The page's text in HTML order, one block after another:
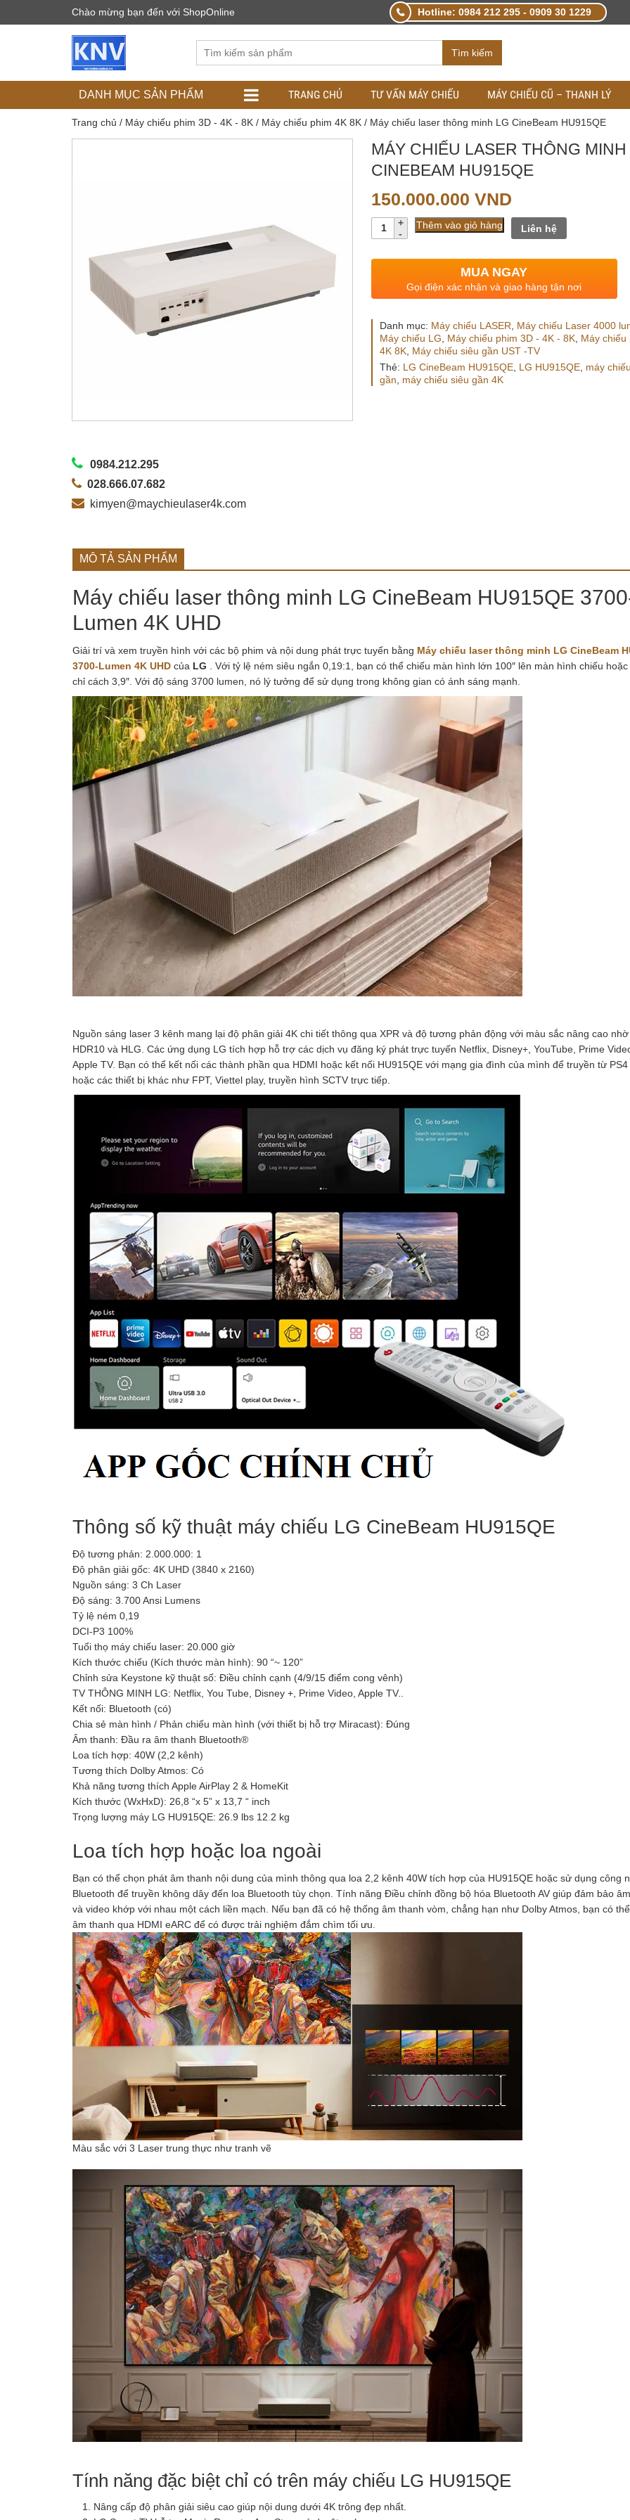
Chào mừng bạn đến với ShopOnline Hotline: 0984 212 295 - 0909 30 1229
Tìm kiếm
DANH MỤC SẢN PHẨM TRANG CHỦ TƯ VẤN MÁY CHIẾU MÁY CHIẾU CŨ – THANH LÝ
Trang chủ / Máy chiếu phim 3D - 4K - 8K / Máy chiếu phim 4K 8K / Máy chiếu laser thông minh LG CineBeam HU915QE
0984.212.295
028.666.07.682
kimyen@maychieulaser4k.com
MÁY CHIẾU LASER THÔNG
CINEBEAM HU915QE
150.000.000 VND
Số
lượng
Thêm vào giỏ hàng Liên hệ
MUA NGAY
Gọi điện xác nhận và giao hàng tận nơi
Danh mục: Máy chiếu LASER, Máy chiếu Laser 4000
Máy chiếu LG, Máy chiếu phim 3D - 4K - 8K, Máy chiếu
4K 8K, Máy chiếu siêu gần UST -TV
Thẻ: LG CineBeam HU915QE, LG HU915QE, máy
gần, máy chiếu siêu gần 4K
MÔ TẢ SẢN PHẨM
Máy chiếu laser thông minh LG CineBeam HU915QE
Lumen 4K UHD
Giải trí và xem truyền hình với các bộ phim và nội dung phát trực tuyến bằng Máy chiếu laser thông minh LG CineBeam
3700-Lumen 4K UHD của LG . Với tỷ lệ ném siêu ngắn 0,19:1, bạn có thể chiếu màn hình lớn 100″ lên màn hình chiếu
chỉ cách 3,9″. Với độ sáng 3700 lumen, nó lý tưởng để sử dụng trong không gian có ánh sáng mạnh.
Nguồn sáng laser 3 kênh mang lại độ phân giải 4K chi tiết thông qua XPR và độ tương phản động với màu sắc nâng cao
HDR10 và HLG. Các ứng dụng LG tích hợp hỗ trợ các dịch vụ đăng ký phát trực tuyến Netflix, Disney+, YouTube, Prime
Apple TV. Bạn có thể kết nối các thành phần qua HDMI hoặc kết nối HU915QE với mạng gia đình của mình để truyền từ
hoặc các thiết bị khác như FPT, Viettel play, truyền hình SCTV trực tiếp.
Thông số kỹ thuật máy chiếu LG CineBeam HU915QE
Độ tương phản: 2.000.000: 1
Độ phân giải gốc: 4K UHD (3840 x 2160)
Nguồn sáng: 3 Ch Laser
Độ sáng: 3.700 Ansi Lumens
Tỷ lệ ném 0,19
DCI-P3 100%
Tuổi thọ máy chiếu laser: 20.000 giờ
Kích thước chiếu (Kích thước màn hình): 90 “~ 120”
Chỉnh sửa Keystone kỹ thuật số: Điều chỉnh cạnh (4/9/15 điểm cong vênh)
TV THÔNG MINH LG: Netflix, You Tube, Disney +, Prime Video, Apple TV..
Kết nối: Bluetooth (có)
Chia sẻ màn hình / Phản chiếu màn hình (với thiết bị hỗ trợ Miracast): Đúng
Âm thanh: Đầu ra âm thanh Bluetooth®
Loa tích hợp: 40W (2,2 kênh)
Tương thích Dolby Atmos: Có
Khả năng tương thích Apple AirPlay 2 & HomeKit
Kích thước (WxHxD): 26,8 “x 5” x 13,7 “ inch
Trọng lượng máy LG HU915QE: 26.9 lbs 12 2 kg
Loa tích hợp hoặc loa ngoài
Bạn có thể chọn phát âm thanh nội dung của mình thông qua loa 2,2 kênh 40W tích hợp của HU915QE hoặc sử dụng công
Bluetooth để truyền không dây đến loa Bluetooth tùy chọn. Tính năng Điều chỉnh đồng bộ hóa Bluetooth AV giúp đảm bảo
và video khớp với nhau một cách liền mạch. Nếu bạn đã có hệ thống âm thanh vòm, chẳng hạn như Dolby Atmos, bạn có
âm thanh qua HDMI eARC để có được trải nghiệm đắm chìm tối ưu.
Màu sắc với 3 Laser trung thực như tranh vẽ
Tính năng đặc biệt chỉ có trên máy chiếu LG HU915QE
Nâng cấp độ phân giải siêu cao giúp nội dung dưới 4K trông đẹp nhất.